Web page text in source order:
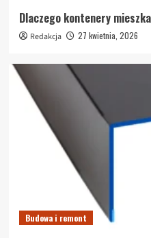
Dlaczego kontenery
Redakcja 27 kwietnia, 2026
Budowa i remont